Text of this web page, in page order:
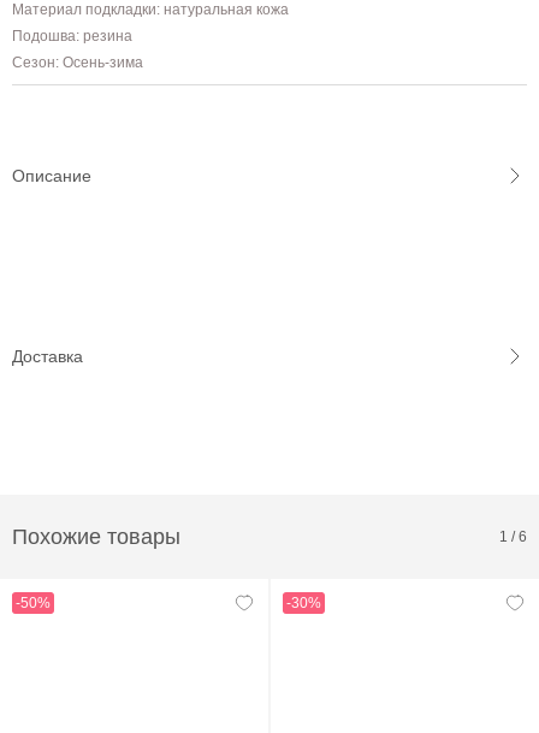
Материал подкладки: натуральная кожа
Подошва: резина
Сезон: Осень-зима
Описание
Доставка
Похожие товары 1 /6
-50% -30%